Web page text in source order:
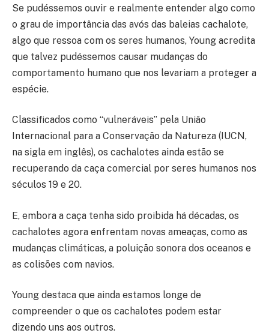
Se pudéssemos ouvir e realmente entender algo como
o grau de importância das avós das baleias cachalote,
algo que ressoa com os seres humanos, Young acredita
que talvez pudéssemos causar mudanças do
comportamento humano que nos levariam a proteger a
espécie.
Classificados como “vulneráveis” pela União
Internacional para a Conservação da Natureza (IUCN,
na sigla em inglês), os cachalotes ainda estão se
recuperando da caça comercial por seres humanos nos
séculos 19 e 20.
E, embora a caça tenha sido proibida há décadas, os
cachalotes agora enfrentam novas ameaças, como as
mudanças climáticas, a poluição sonora dos oceanos e
as colisões com navios.
Young destaca que ainda estamos longe de
compreender o que os cachalotes podem estar
dizendo uns aos outros.